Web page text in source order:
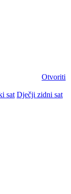
Otvoriti
sat Dječji zidni sat